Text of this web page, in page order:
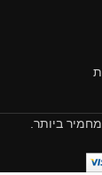
ביותר.